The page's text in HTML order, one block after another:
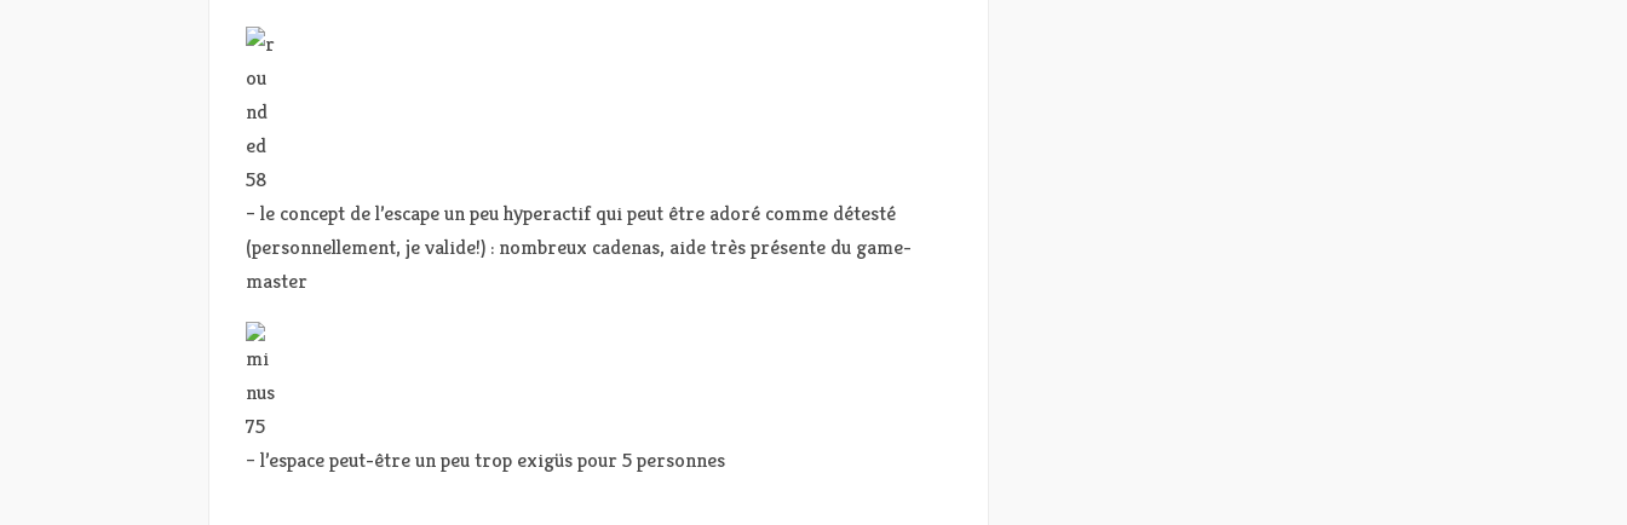
– le concept de l’escape un peu hyperactif qui peut être adoré comme détesté
(personnellement, je valide!) : nombreux cadenas, aide très présente du game-
master
– l’espace peut-être un peu trop exigüs pour 5 personnes